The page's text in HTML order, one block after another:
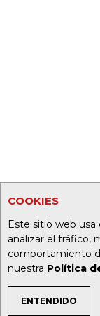
COOKIES
Este sitio web usa
analizar el tráfico,
comportamiento
nuestra Política
ENTENDIDO
TEMAS DE